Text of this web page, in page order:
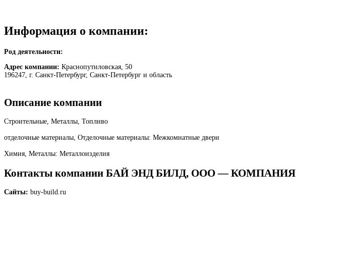
Информация о компании:
Род деятельности:
Адрес компании: Краснопутиловская, 50
196247, г. Санкт-Петербург, Санкт-Петербург и область
Описание компании
Строительные, Металлы, Топливо
отделочные материалы, Отделочные материалы: Межкомнатные двери
Химия, Металлы: Металлоизделия
Контакты компании БАЙ ЭНД БИЛД, ООО — КОМПАНИЯ
Сайты: buy-build.ru